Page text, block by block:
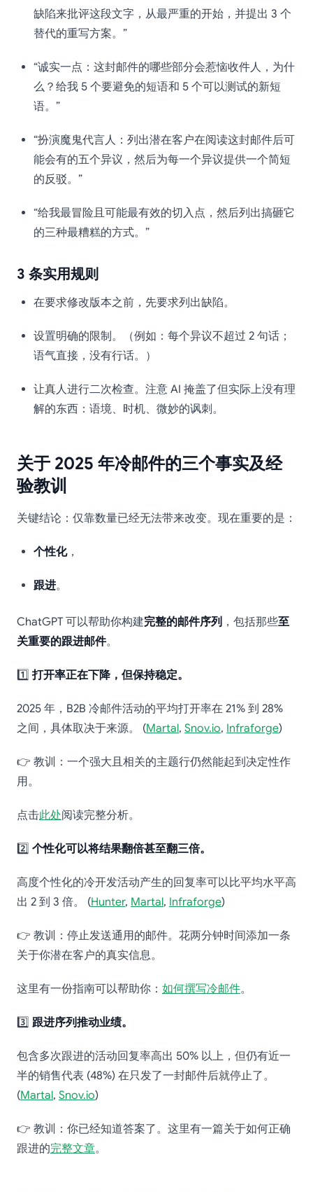
缺陷来批评这段文字，从最严重的开始，并提出 3 个
替代的重写方案。”
“诚实一点：这封邮件的哪些部分会惹恼收件人，为什
么？给我 5 个要避免的短语和 5 个可以测试的新短
语。”
“扮演魔鬼代言人：列出潜在客户在阅读这封邮件后可
能会有的五个异议，然后为每一个异议提供一个简短
的反驳。”
“给我最冒险且可能最有效的切入点，然后列出搞砸它
的三种最糟糕的方式。”
3 条实用规则
在要求修改版本之前，先要求列出缺陷。
设置明确的限制。（例如：每个异议不超过 2 句话；
语气直接，没有行话。）
让真人进行二次检查。注意 AI 掩盖了但实际上没有理
解的东西：语境、时机、微妙的讽刺。
关于 2025 年冷邮件的三个事实及经
验教训
关键结论：仅靠数量已经无法带来改变。现在重要的是：
个性化，
跟进。
ChatGPT 可以帮助你构建完整的邮件序列 ，包括那些至
关重要的跟进邮件。
1️⃣打开率正在下降，但保持稳定。
2025 年，B2B 冷邮件活动的平均打开率在 21% 到 28%
之间，具体取决于来源。 (Martal, Snov.io, Infraforge)
👉 教训：一个强大且相关的主题行仍然能起到决定性作
用。
点击此处阅读完整分析。
2️⃣ 个性化可以将结果翻倍甚至翻三倍。
高度个性化的冷开发活动产生的回复率可以比平均水平高
出 2 到 3 倍。 (Hunter, Martal, Infraforge)
👉 教训：停止发送通用的邮件。花两分钟时间添加一条
关于你潜在客户的真实信息。
这里有一份指南可以帮助你： 如何撰写冷邮件。
3️⃣ 跟进序列推动业绩。
包含多次跟进的活动回复率高出 50% 以上，但仍有近一
半的销售代表 (48%) 在只发了一封邮件后就停止了。
(Martal, Snov.io)
👉 教训：你已经知道答案了。这里有一篇关于如何正确
跟进的完整文章。